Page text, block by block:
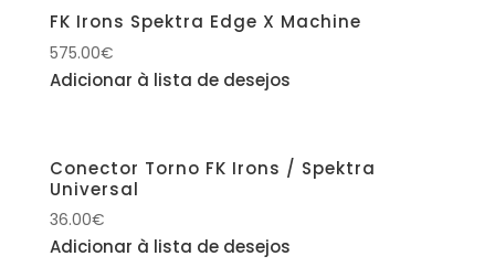
FK Irons Spektra Edge X Machine
575.00€
Adicionar à lista de desejos
Conector Torno FK Irons / Spektra
Universal
36.00€
Adicionar à lista de desejos